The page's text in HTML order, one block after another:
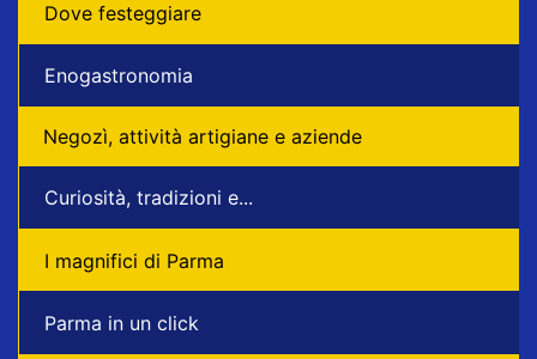
Dove festeggiare
Enogastronomia
Negozì, attività artigiane e aziende
Curiosità, tradizioni e...
I magnifici di Parma
Parma in un click